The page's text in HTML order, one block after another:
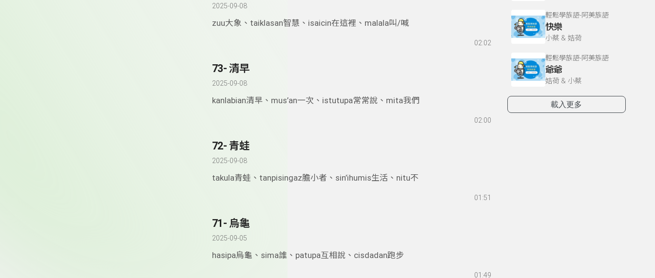
2025-09-08
zuu大象、taiklasan智慧、isaicin在這裡、malala叫/喊
02:02
73- 清早
2025-09-08
kanlabian清早、mus’an一次、istutupa常常說、mita我們
02:00
72- 青蛙
2025-09-08
takula青蛙、tanpisingaz膽小者、sin’ihumis生活、nitu不
01:51
71- 烏龜
2025-09-05
hasipa烏龜、sima誰、patupa互相說、cisdadan跑步
01:49
輕鬆學族語-阿美族語
快樂
小蔡 & 姞荷
輕鬆學族語-阿美族語
爺爺
姞荷 & 小蔡
載入更多